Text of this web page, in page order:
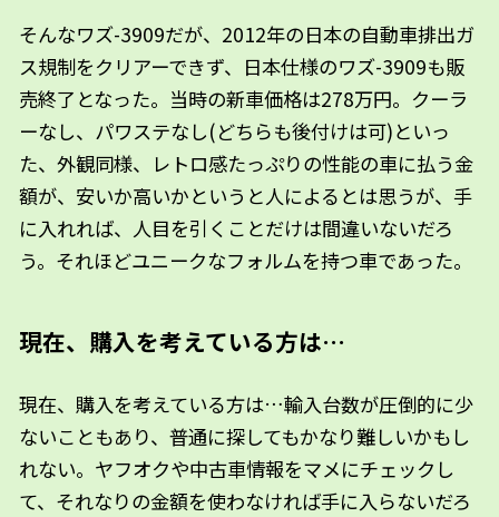
そんなワズ-3909だが、2012年の日本の自動車排出ガ
ス規制をクリアーできず、日本仕様のワズ-3909も販
売終了となった。当時の新車価格は278万円。クーラ
ーなし、パワステなし(どちらも後付けは可)といっ
た、外観同様、レトロ感たっぷりの性能の車に払う金
額が、安いか高いかというと人によるとは思うが、手
に入れれば、人目を引くことだけは間違いないだろ
う。それほどユニークなフォルムを持つ車であった。
現在、購入を考えている方は…
現在、購入を考えている方は…輸入台数が圧倒的に少
ないこともあり、普通に探してもかなり難しいかもし
れない。ヤフオクや中古車情報をマメにチェックし
て、それなりの金額を使わなければ手に入らないだろ